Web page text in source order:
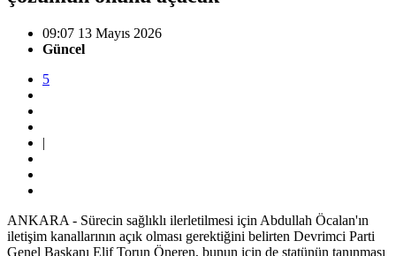
09:07 13 Mayıs 2026
Güncel
5
|
ANKARA - Sürecin sağlıklı ilerletilmesi için Abdullah Öcalan'ın
iletişim kanallarının açık olması gerektiğini belirten Devrimci Parti
Genel Başkanı Elif Torun Öneren, bunun için de statünün tanınması